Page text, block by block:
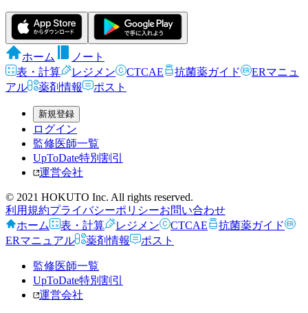
ホーム
ノート
表・計算
レジメン CTCAE 抗菌薬ガイド
ERマニュ
アル
薬剤情報 ポスト
新規登録
ログイン
監修医師一覧
UpToDate特別割引
運営会社
© 2021 HOKUTO Inc. All rights reserved.
利用規約プライバシーポリシーお問い合わせ
ホーム
表・計算 レジメン CTCAE
抗菌薬ガイド
ERマニュアル
薬剤情報 ポスト
監修医師一覧
UpToDate特別割引
運営会社